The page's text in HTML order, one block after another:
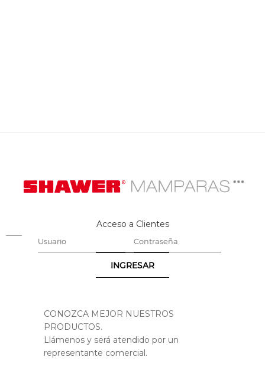
Acceso a Clientes
CONOZCA MEJOR NUESTROS
PRODUCTOS.
Llámenos y será atendido por un
representante comercial.